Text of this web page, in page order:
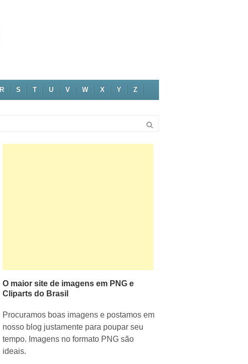
R S T U V W X Y Z
O maior site de imagens em PNG e
Cliparts do Brasil
Procuramos boas imagens e postamos em
nosso blog justamente para poupar seu
tempo. Imagens no formato PNG são
ideais.